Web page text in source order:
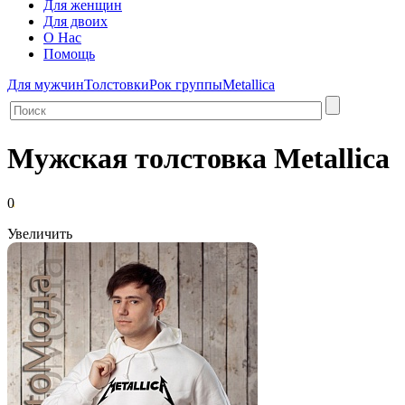
Для женщин
Для двоих
О Нас
Помощь
Для мужчинТолстовкиРок группыMetallica
Мужская толстовка Metallica
0
Увеличить